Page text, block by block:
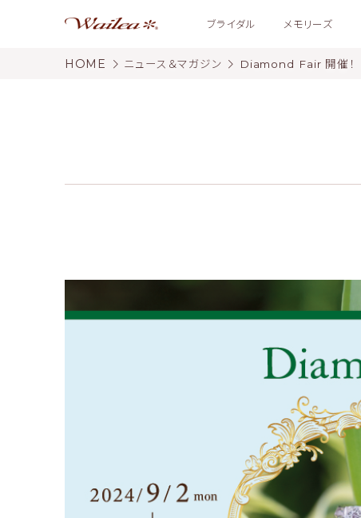
ブライダル メモリーズ
HOME ニュース＆マガジン Diamond Fair 開催！